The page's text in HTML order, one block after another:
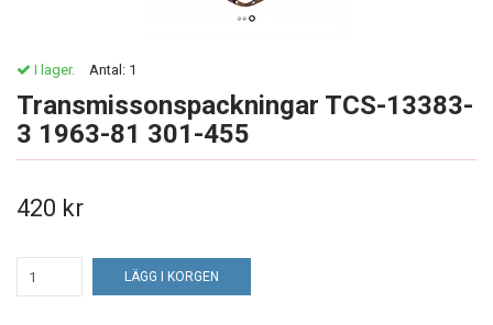
I lager. Antal: 1
Transmissonspackningar TCS-13383-
3 1963-81 301-455
420 kr
LÄGG I KORGEN